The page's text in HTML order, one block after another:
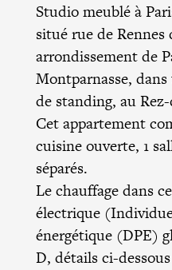
Studio meublé à
situé rue de Rennes
arrondissement de
Montparnasse,
de standing, au
Cet appartement
cuisine ouverte, 1
séparés.
Le chauffage dans
électrique
énergétique (DPE)
D, détails ci-dessous